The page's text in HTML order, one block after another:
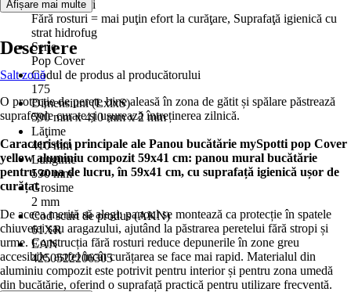
Caracteristici
Fără rosturi = mai puţin efort la curăţare, Suprafaţă igienică cu
strat hidrofug
Serie
Pop Cover
Codul de produs al producătorului
175
Dimensiuni (LxlxS)
590 mm x 410 mm x 2 mm
Lăţime
410 mm
Lungime
590 mm
Grosime
2 mm
Cod scurt de produs (AKN)
61XR
EAN
4250522206305
Afișare mai multe
Descriere
Salt zonă
O protecție de perete bine aleasă în zona de gătit și spălare păstrează
suprafețele curate și ușurează întreținerea zilnică.
Caracteristici principale ale Panou bucătărie mySpotti pop Cover
yellow aluminiu compozit 59x41 cm: panou mural bucătărie
pentru zona de lucru, în 59x41 cm, cu suprafață igienică ușor de
curățat
De aceea merită să alegi: panoul se montează ca protecție în spatele
chiuvetei sau aragazului, ajutând la păstrarea peretelui fără stropi și
urme. Construcția fără rosturi reduce depunerile în zone greu
accesibile, astfel încât curățarea se face mai rapid. Materialul din
aluminiu compozit este potrivit pentru interior și pentru zona umedă
din bucătărie, oferind o suprafață practică pentru utilizare frecventă.